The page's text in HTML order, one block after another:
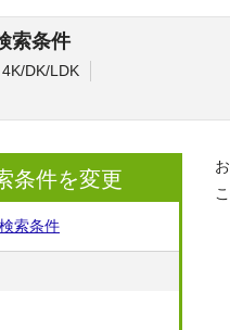
索条件
4K/DK/LDK
条件を変更
索条件